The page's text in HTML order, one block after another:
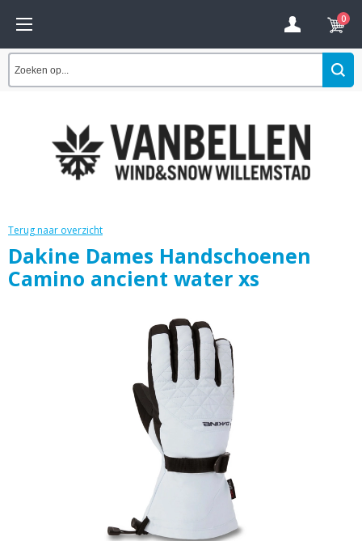
0
Terug naar overzicht
Dakine Dames Handschoenen
Camino ancient water xs